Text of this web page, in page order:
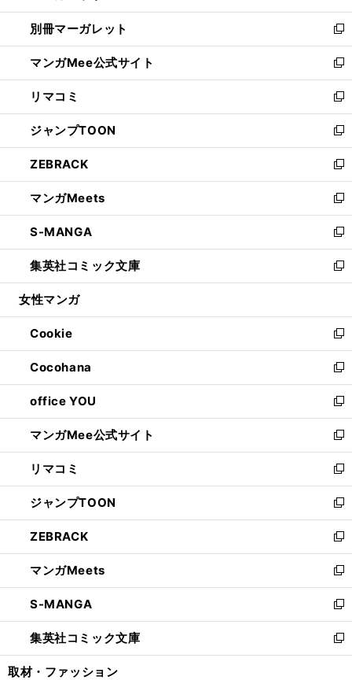
開
く
ウ
で
開
く
ウ
ィ
ン
ド
ウ
で
開
く
し
い
ウ
ィ
ン
ド
ウ
で
開
く
別冊マーガレット
新
し
い
ウ
ィ
ン
ド
ウ
で
開
く
マンガMee公式サイト
新
し
い
ウ
ィ
ン
ド
ウ
で
開
く
リマコミ
新
し
い
ウ
ィ
ン
ド
ウ
で
開
く
ジャンプTOON
新
し
い
ウ
ィ
ン
ド
ウ
で
開
ZEBRACK
新
し
い
ウ
ィ
ン
ド
ウ
開
く
マンガMeets
新
し
い
ウ
ィ
ン
ウ
で
開
く
S-MANGA
新
し
い
ウ
ン
ド
ウ
で
開
く
集英社コミック文庫
新
し
ウ
ィ
ン
ド
ウ
で
開
く
女性マンガ
Cookie
新
し
い
ウ
ィ
ン
ド
ウ
で
開
く
Cocohana
新
し
い
ウ
ィ
ン
ド
ウ
で
開
く
office YOU
新
し
い
ウ
ィ
ン
ド
ウ
で
開
く
マンガMee公式サイト
新
し
い
ウ
ィ
ン
ド
ウ
で
開
く
リマコミ
新
し
い
ウ
ィ
ン
ド
ウ
で
開
く
ジャンプTOON
新
し
い
ウ
ィ
ン
ド
ウ
で
開
ZEBRACK
新
し
い
ウ
ィ
ン
ド
ウ
マンガMeets
新
し
い
ウ
ィ
ン
S-MANGA
新
し
い
ウ
集英社コミック文庫
新
し
取材・ファッション